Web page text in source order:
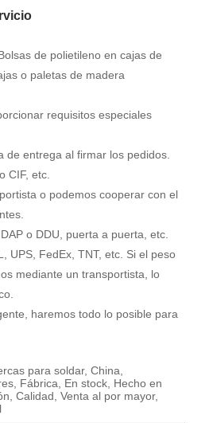
de polietileno en cajas de
o paletas de madera
requisitos especiales
de entrega al firmar los pedidos.
CIF, etc.
o podemos cooperar con el
o DDU, puerta a puerta, etc.
UPS, FedEx, TNT, etc. Si el peso
mediante un transportista, lo
haremos todo lo posible para
para soldar, China,
Fábrica, En stock, Hecho en
Calidad, Venta al por mayor,